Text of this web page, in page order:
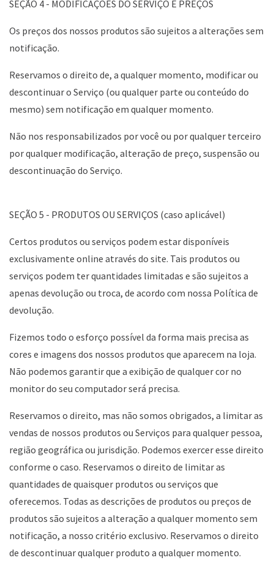
SEÇÃO 4 - MODIFICAÇÕES DO SERVIÇO E PREÇOS
Os preços dos nossos produtos são sujeitos a alterações sem
notificação.
Reservamos o direito de, a qualquer momento, modificar ou
descontinuar o Serviço (ou qualquer parte ou conteúdo do
mesmo) sem notificação em qualquer momento.
Não nos responsabilizados por você ou por qualquer terceiro
por qualquer modificação, alteração de preço, suspensão ou
descontinuação do Serviço.
SEÇÃO 5 - PRODUTOS OU SERVIÇOS (caso aplicável)
Certos produtos ou serviços podem estar disponíveis
exclusivamente online através do site. Tais produtos ou
serviços podem ter quantidades limitadas e são sujeitos a
apenas devolução ou troca, de acordo com nossa Política de
devolução.
Fizemos todo o esforço possível da forma mais precisa as
cores e imagens dos nossos produtos que aparecem na loja.
Não podemos garantir que a exibição de qualquer cor no
monitor do seu computador será precisa.
Reservamos o direito, mas não somos obrigados, a limitar as
vendas de nossos produtos ou Serviços para qualquer pessoa,
região geográfica ou jurisdição. Podemos exercer esse direito
conforme o caso. Reservamos o direito de limitar as
quantidades de quaisquer produtos ou serviços que
oferecemos. Todas as descrições de produtos ou preços de
produtos são sujeitos a alteração a qualquer momento sem
notificação, a nosso critério exclusivo. Reservamos o direito
de descontinuar qualquer produto a qualquer momento.